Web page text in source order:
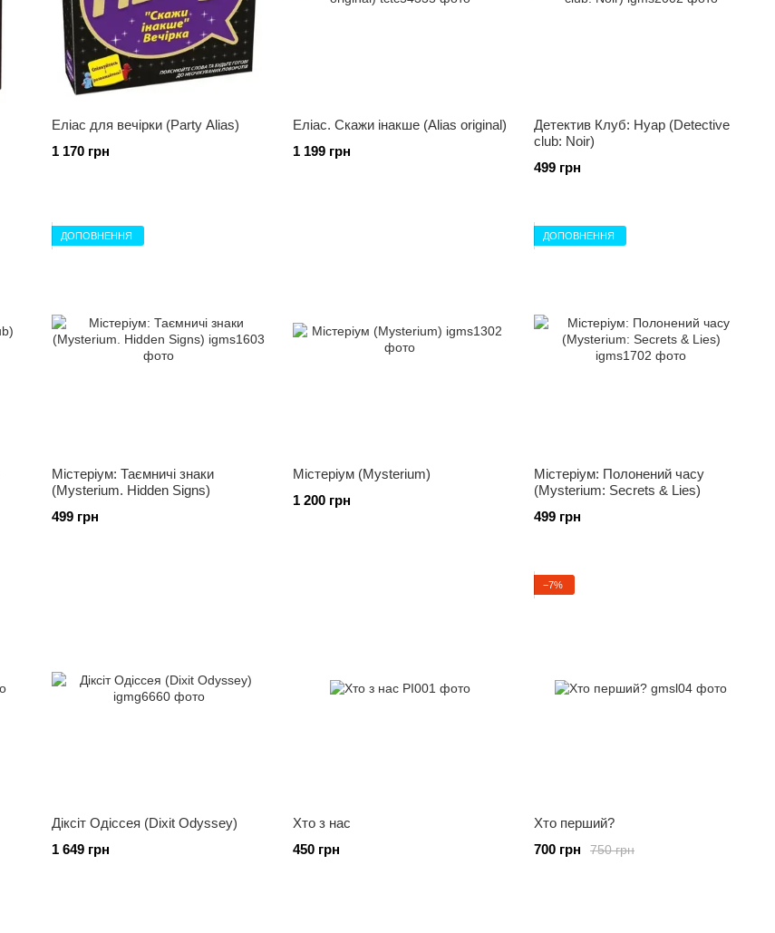
Еліас для вечірки (Party Alias)
1 170 грн
Еліас. Скажи інакше (Alias original)
1 199 грн
Детектив Клуб: Нуар (Detective
club: Noir)
499 грн
ДОПОВНЕННЯ
Містеріум: Таємничі знаки
(Mysterium. Hidden Signs)
499 грн
Містеріум (Mysterium)
1 200 грн
ДОПОВНЕННЯ
Містеріум: Полонений часу
(Mysterium: Secrets & Lies)
499 грн
Діксіт Одіссея (Dixit Odyssey)
1 649 грн
Хто з нас
450 грн
−7%
Хто перший?
750 грн
700 грн